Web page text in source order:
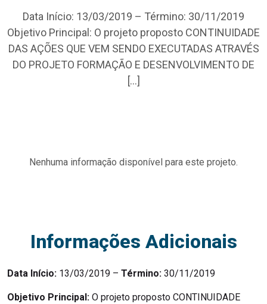
Data Início: 13/03/2019 – Término: 30/11/2019
Objetivo Principal: O projeto proposto CONTINUIDADE
DAS AÇÕES QUE VEM SENDO EXECUTADAS ATRAVÉS
DO PROJETO FORMAÇÃO E DESENVOLVIMENTO DE
[…]
Nenhuma informação disponível para este projeto.
Informações Adicionais
Data Início: 13/03/2019 – Término: 30/11/2019
Objetivo Principal: O projeto proposto CONTINUIDADE